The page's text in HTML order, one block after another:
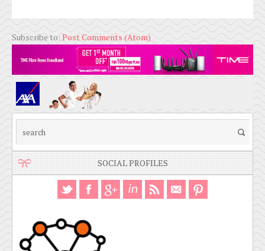
Subscribe to:Post Comments (Atom)
SOCIAL PROFILES